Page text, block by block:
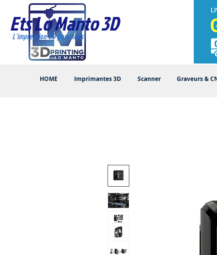
Ets Lo Manto 3D
HOME Imprimantes 3D Scanner Graveurs &
L'impression 3D pour tous